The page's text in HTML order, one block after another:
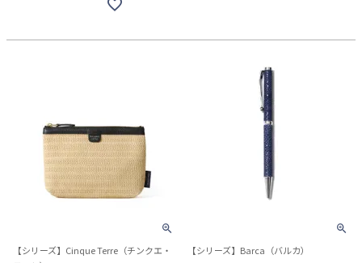
【シリーズ】Cinque Terre（チンクエ・
【シリーズ】Barca（バルカ）